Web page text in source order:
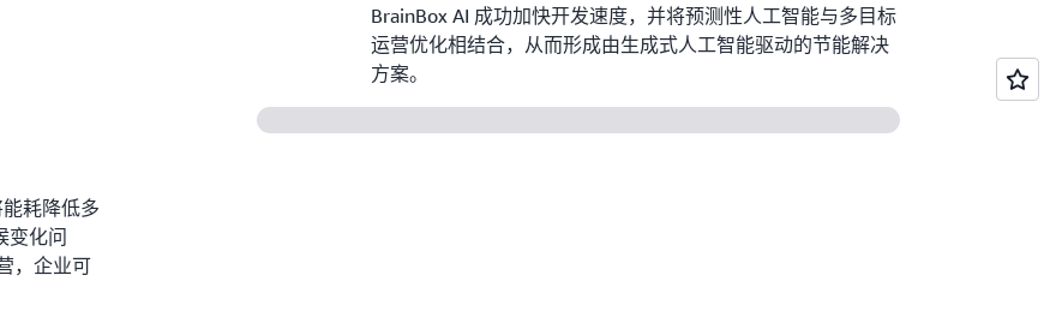
BrainBox AI 成功加快开发速度，并将预测性人工智能与多目标
运营优化相结合，从而形成由生成式人工智能驱动的节能解决
方案。
耗降低多
变化问
，企业可